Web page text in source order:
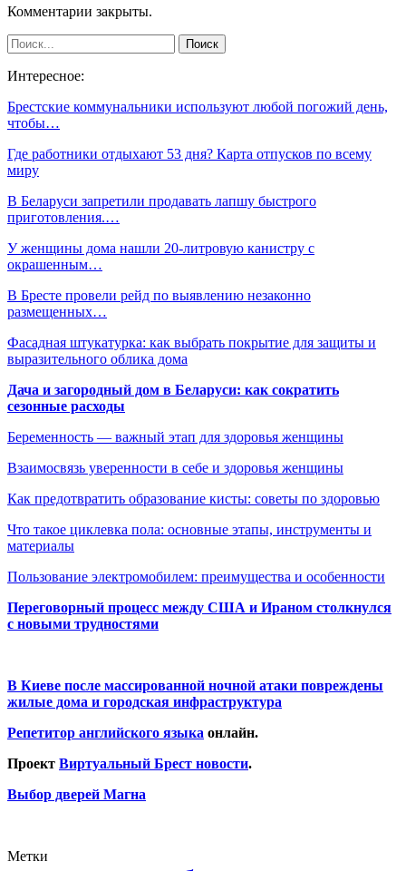
Комментарии закрыты.
Интересное:
Брестские коммунальники используют любой погожий день,
чтобы…
Где работники отдыхают 53 дня? Карта отпусков по всему
миру
В Беларуси запретили продавать лапшу быстрого
приготовления.…
У женщины дома нашли 20-литровую канистру с
окрашенным…
В Бресте провели рейд по выявлению незаконно
размещенных…
Фасадная штукатурка: как выбрать покрытие для защиты и
выразительного облика дома
Дача и загородный дом в Беларуси: как сократить
сезонные расходы
Беременность — важный этап для здоровья женщины
Взаимосвязь уверенности в себе и здоровья женщины
Как предотвратить образование кисты: советы по здоровью
Что такое циклевка пола: основные этапы, инструменты и
материалы
Пользование электромобилем: преимущества и особенности
Переговорный процесс между США и Ираном столкнулся
с новыми трудностями
В Киеве после массированной ночной атаки повреждены
жилые дома и городская инфраструктура
Репетитор английского языка онлайн.
Проект Виртуальный Брест новости.
Выбор дверей Магна
Метки